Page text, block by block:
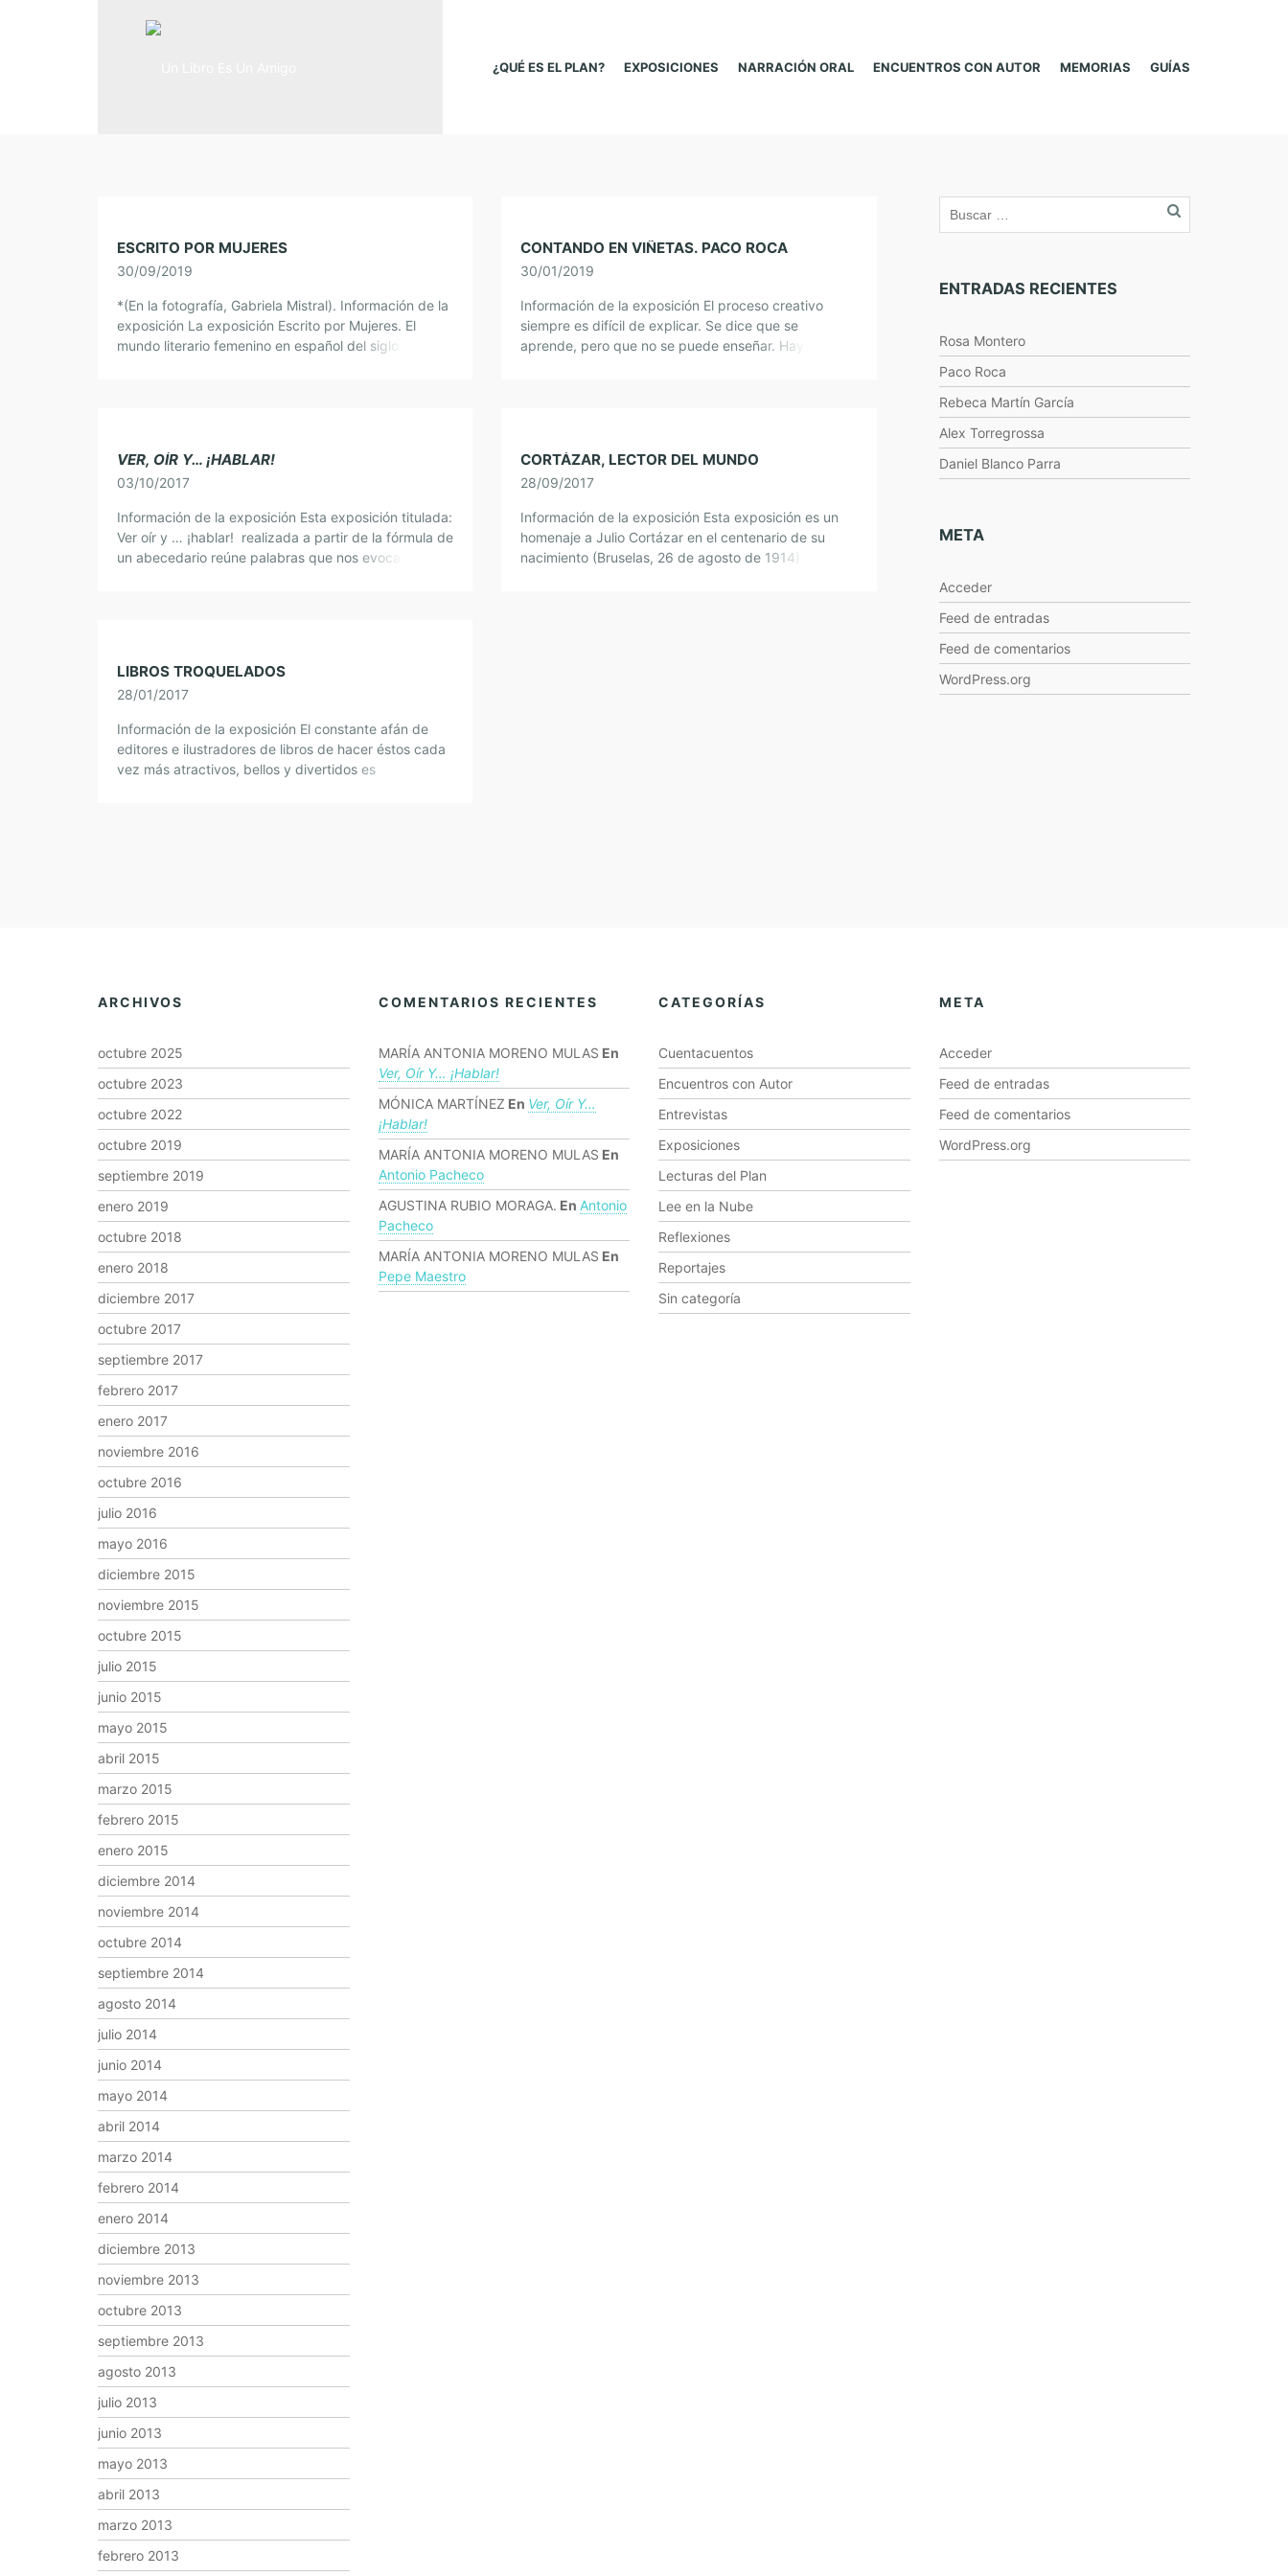
¿QUÉ ES EL PLAN? EXPOSICIONES NARRACIÓN ORAL ENCUENTROS CON AUTOR MEMORIAS GUÍAS
ESCRITO POR MUJERES
30/09/2019
*(En la fotografía, Gabriela Mistral). Información de la
exposición La exposición Escrito por Mujeres. El
mundo literario femenino en español del siglo XX,
CONTANDO EN VIÑETAS. PACO ROCA
30/01/2019
Información de la exposición El proceso creativo
siempre es difícil de explicar. Se dice que se
aprende, pero que no se puede enseñar. Hay algo
VER, OÍR Y… ¡HABLAR!
03/10/2017
Información de la exposición Esta exposición titulada:
Ver oír y … ¡hablar! realizada a partir de la fórmula de
un abecedario reúne palabras que nos evocan
CORTÁZAR, LECTOR DEL MUNDO
28/09/2017
Información de la exposición Esta exposición es un
homenaje a Julio Cortázar en el centenario de su
nacimiento (Bruselas, 26 de agosto de 1914) y está
LIBROS TROQUELADOS
28/01/2017
Información de la exposición El constante afán de
editores e ilustradores de libros de hacer éstos cada
vez más atractivos, bellos y divertidos es
ENTRADAS RECIENTES
Rosa Montero
Paco Roca
Rebeca Martín García
Alex Torregrossa
Daniel Blanco Parra
META
Acceder
Feed de entradas
Feed de comentarios
WordPress.org
ARCHIVOS
octubre 2025
octubre 2023
octubre 2022
octubre 2019
septiembre 2019
enero 2019
octubre 2018
enero 2018
diciembre 2017
octubre 2017
septiembre 2017
febrero 2017
enero 2017
noviembre 2016
octubre 2016
julio 2016
mayo 2016
diciembre 2015
noviembre 2015
octubre 2015
julio 2015
junio 2015
mayo 2015
abril 2015
marzo 2015
febrero 2015
enero 2015
diciembre 2014
noviembre 2014
octubre 2014
septiembre 2014
agosto 2014
julio 2014
junio 2014
mayo 2014
abril 2014
marzo 2014
febrero 2014
enero 2014
diciembre 2013
noviembre 2013
octubre 2013
septiembre 2013
agosto 2013
julio 2013
junio 2013
mayo 2013
abril 2013
marzo 2013
febrero 2013
COMENTARIOS RECIENTES
MARÍA ANTONIA MORENO MULAS En
Ver, Oír Y… ¡hablar!
MÓNICA MARTÍNEZ En Ver, Oír Y…
¡hablar!
MARÍA ANTONIA MORENO MULAS En
Antonio Pacheco
AGUSTINA RUBIO MORAGA. En Antonio
Pacheco
MARÍA ANTONIA MORENO MULAS En
Pepe Maestro
CATEGORÍAS
Cuentacuentos
Encuentros con Autor
Entrevistas
Exposiciones
Lecturas del Plan
Lee en la Nube
Reflexiones
Reportajes
Sin categoría
META
Acceder
Feed de entradas
Feed de comentarios
WordPress.org